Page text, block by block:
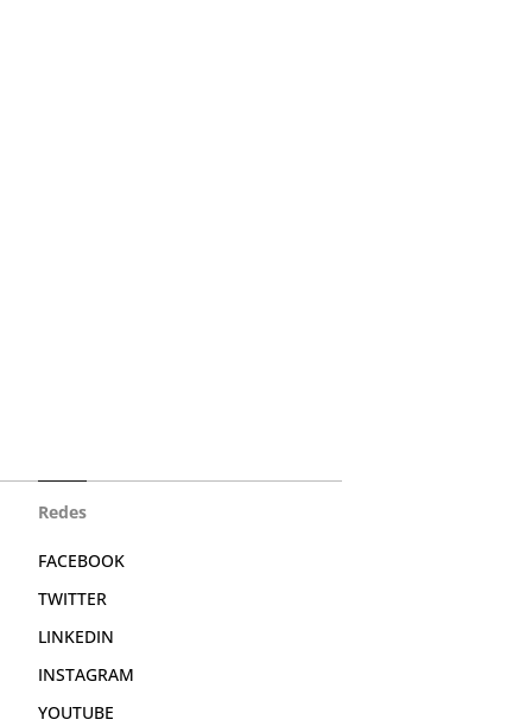
Redes
FACEBOOK
TWITTER
LINKEDIN
INSTAGRAM
YOUTUBE